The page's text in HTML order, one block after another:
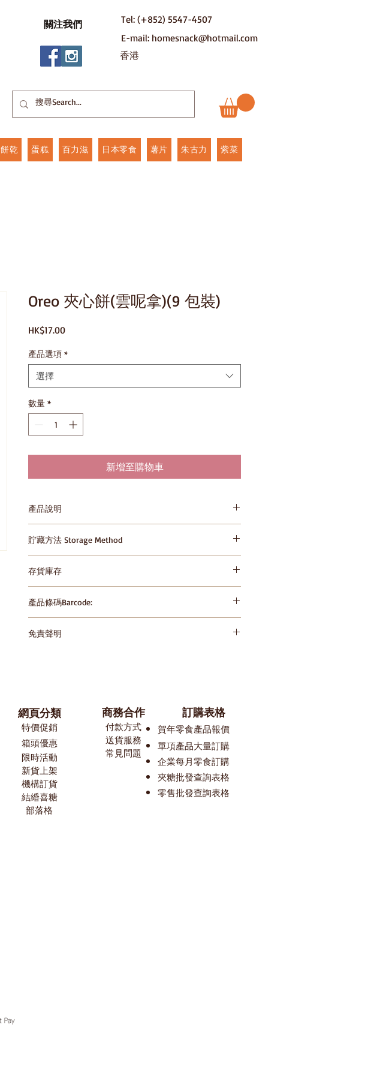
關注我們
Tel: (+852) 5547-4507
E-mail: homesnack@hotmail.com
​香港
餅乾 蛋糕 百力滋 日本零食 薯片 朱古力 紫菜
Oreo 夾心餅(雲呢拿)(9 包裝)
HK$17.00價
產品選項 *
選擇
數量 *
新增至購物車
產品說明
貯藏方法 Storage Method
in cool dry place, avoid direct sunlight and high
temperature
存貨庫存
產品條碼Barcode:
免責聲明
產品後參閱包裝上所有的產品標簽、警告和說明，而不是
僅依賴HomeSnack網站所提供的信息，購買前請務必知
悉。
網頁分類
特價促銷
箱頭優惠
限時活動
新貨上架
機構訂貨
結緍喜糖
部落格
​商務合作
付款方式
送貨服務
常見問題
訂購表格
賀年零食產品報價
單項產品大量訂購
​​企業每月零食訂購
夾糖批發查詢表格
零售批發查詢表格